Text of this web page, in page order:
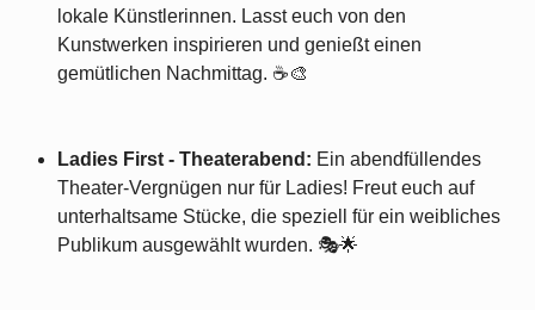
lokale Künstlerinnen. Lasst euch von den
Kunstwerken inspirieren und genießt einen
gemütlichen Nachmittag. ☕🎨
Ladies First - Theaterabend: Ein abendfüllendes
Theater-Vergnügen nur für Ladies! Freut euch auf
unterhaltsame Stücke, die speziell für ein weibliches
Publikum ausgewählt wurden. 🎭🌟